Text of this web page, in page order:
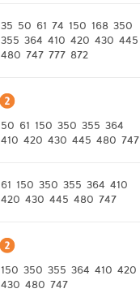
35 50 61 74 150 168 350
355 364 410 420 430 445
480 747 777 872
50 61 150 350 355 364
410 420 430 445 480 747
61 150 350 355 364 410
420 430 445 480 747
150 350 355 364 410 420
430 480 747